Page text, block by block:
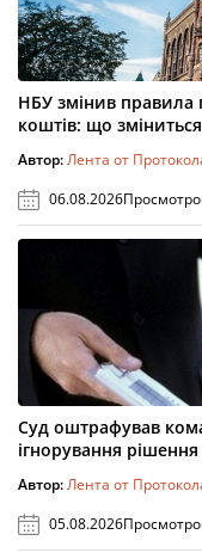
НБУ змінив правила
коштів: що
Автор:Лента от
06.08.2026
Суд оштрафував
ігнорування
Автор:Лента от
05.08.2026